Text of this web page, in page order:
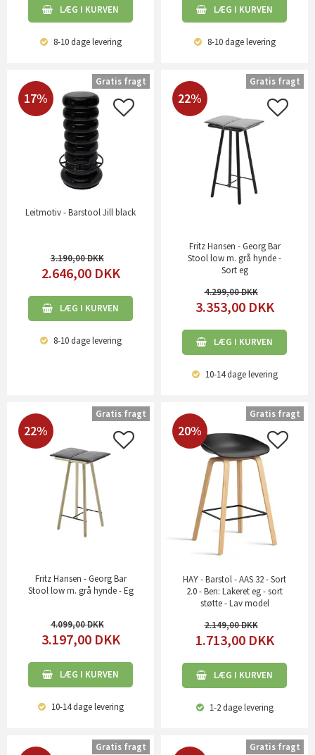
LÆG I KURVEN
8-10 dagelevering
LÆG I KURVEN
8-10 dagelevering
17%
Leitmotiv - Barstool Jill black
3.190,00
2.646,00 DKK
LÆG I KURVEN
8-10 dagelevering
Gratis fragt
22%
Fritz Hansen - Georg Bar
Stool low m. grå hynde -
Sort eg
4.299,00
3.353,00 DKK
LÆG I KURVEN
10-14 dagelevering
Gratis fragt
22%
Fritz Hansen - Georg Bar
Stool low m. grå hynde - Eg
4.099,00
3.197,00 DKK
LÆG I KURVEN
10-14 dagelevering
Gratis fragt
20%
HAY - Barstol - AAS 32 - Sort
2.0 - Ben: Lakeret eg - sort
støtte - Lav model
2.149,00
1.713,00 DKK
LÆG I KURVEN
1-2 dagelevering
Gratis fragt
Gratis fragt Gratis fragt